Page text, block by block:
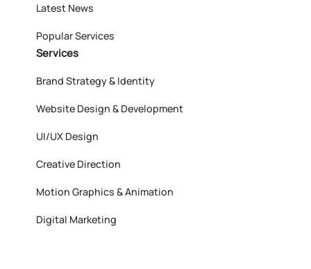
Latest News
Popular Services
Services
Brand Strategy & Identity
Website Design & Development
UI/UX Design
Creative Direction
Motion Graphics & Animation
Digital Marketing